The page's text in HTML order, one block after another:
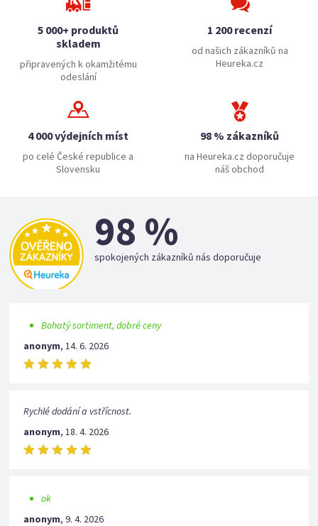
5 000+ produktů
skladem
připravených k okamžitému
odeslání
1 200 recenzí
od našich zákazníků na
Heureka.cz
4 000 výdejních míst
po celé České republice a
Slovensku
98 % zákazníků
na Heureka.cz doporučuje
náš obchod
98 %
spokojených zákazníků nás doporučuje
Bohatý sortiment, dobré ceny
anonym,14. 6. 2026
Rychlé dodání a vstřícnost.
anonym,18. 4. 2026
ok
anonym,9. 4. 2026